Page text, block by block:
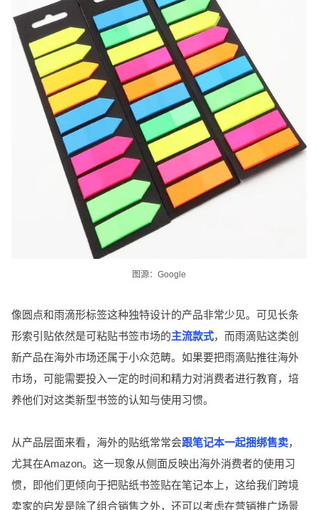
图源：Google
像圆点和雨滴形标签这种独特设计的产品非常少见。可见长条
形索引贴依然是可粘贴书签市场的主流款式，而雨滴贴这类创
新产品在海外市场还属于小众范畴。如果要把雨滴贴推往海外
市场，可能需要投入一定的时间和精力对消费者进行教育，培
养他们对这类新型书签的认知与使用习惯。
从产品层面来看，海外的贴纸常常会跟笔记本一起捆绑售卖，
尤其在Amazon。这一现象从侧面反映出海外消费者的使用习
惯，即他们更倾向于把贴纸书签贴在笔记本上，这给我们跨境
卖家的启发是除了组合销售之外，还可以考虑在营销推广场景